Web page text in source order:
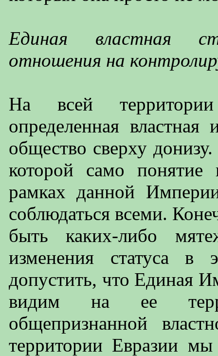
Единая властная
отношения на
На всей
определенная
общество сверху
которой само понятие
рамках данной
соблюдаться всеми.
быть каких-либо
изменения статуса в
допустить, что Единая
видим на ее
общепризнанной
территории Евразии мы